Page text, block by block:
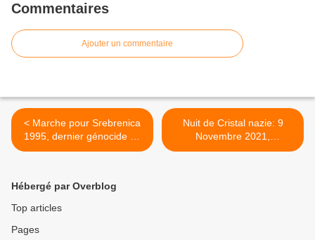
Commentaires
Ajouter un commentaire
< Marche pour Srebrenica
1995, dernier génocide du
XXe siècle, encore nié par
Nuit de Cristal nazie: 9
Novembre 2021,
rassemblement de mémoire
Hébergé par Overblog
Top articles
Pages